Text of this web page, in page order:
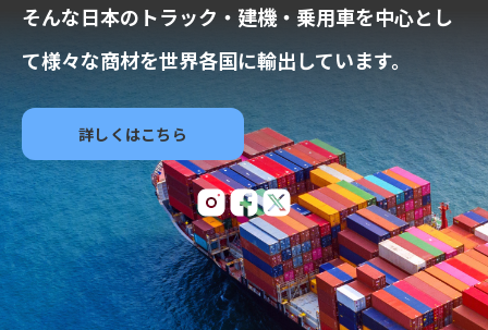
そんな日本のトラック・建機・乗用車を中心とし
て様々な商材を世界各国に輸出しています。
詳しくはこちら